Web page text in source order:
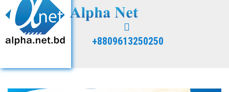
+8809613250250